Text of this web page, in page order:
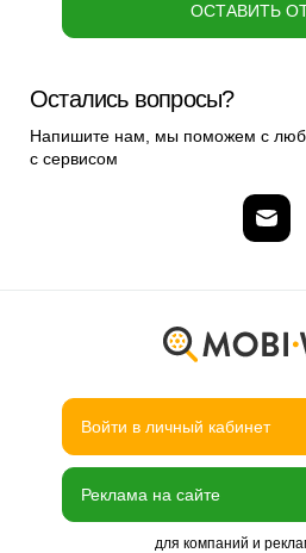
ОСТАВИТЬ
Остались вопросы?
Напишите нам, мы поможем с
с сервисом
Войти в личный кабинет
Реклама на сайте
для компаний и